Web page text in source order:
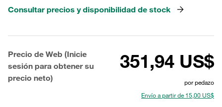
Consultar precios y disponibilidad de stock
Precio de Web (Inicie
sesión para obtener su
precio neto)
351,94 US$
por pedazo
Envío a partir de 15,00 US$